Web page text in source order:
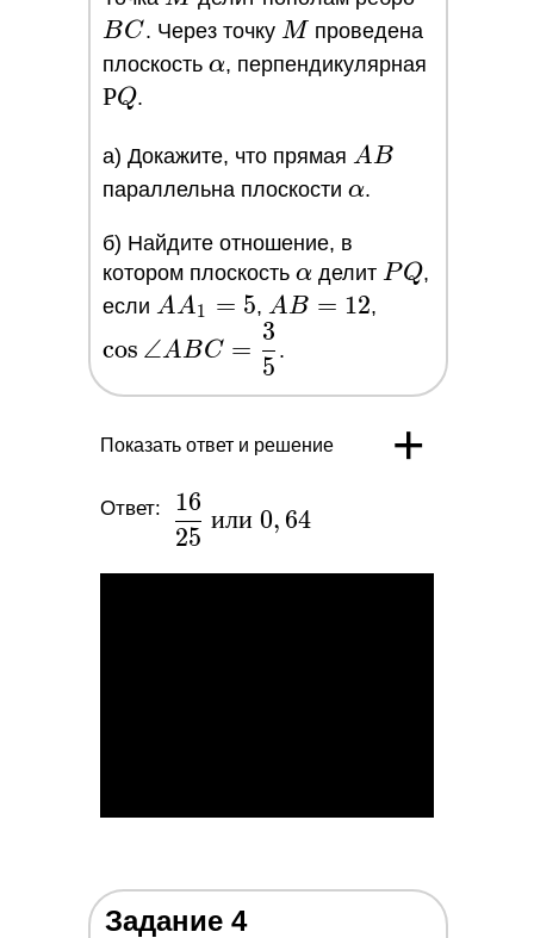
3 :
1
BC. Через точку M
M проведена
плоскость \alpha
α, перпендикулярная
РQ.
a) Докажите, что прямая AB
AB
параллельна плоскости \alpha
α.
б) Найдите отношение, в
котором плоскость \alpha
α делитPQ
PQ,
если AA_1
= 5
AA1 = 5,AB
=
12
AB = 12,
cos ∠ABC =
5
3
.
Показать ответ и решение +
Ответ:
\dfrac{16}
{25}\
или\ 0,64
25
16
или 0, 64
Задание 4